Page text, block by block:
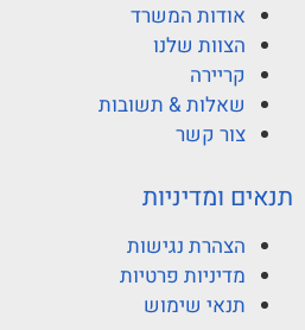
אודות המשרד
הצוות שלנו
קריירה
שאלות & תשובות
צור קשר
תנאים ומדיניות
הצהרת נגישות
מדיניות פרטיות
תנאי שימוש